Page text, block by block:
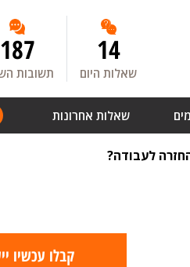
14
שאלות היום
187
תשובות
שאלות אחרונות
לעבודה?
קבלו עכשיו